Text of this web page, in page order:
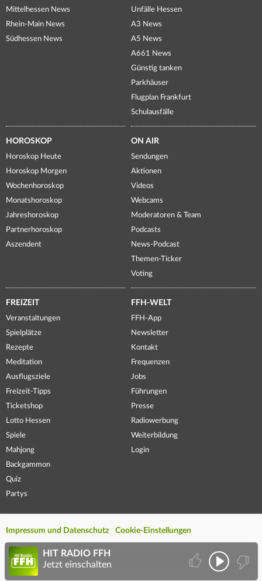
Mittelhessen News
Rhein-Main News
Südhessen News
Unfälle Hessen
A3 News
A5 News
A661 News
Günstig tanken
Parkhäuser
Flugplan Frankfurt
Schulausfälle
HOROSKOP
Horoskop Heute
Horoskop Morgen
Wochenhoroskop
Monatshoroskop
Jahreshoroskop
Partnerhoroskop
Aszendent
ON AIR
Sendungen
Aktionen
Videos
Webcams
Moderatoren & Team
Podcasts
News-Podcast
Themen-Ticker
Voting
FREIZEIT
Veranstaltungen
Spielplätze
Rezepte
Meditation
Ausflugsziele
Freizeit-Tipps
Ticketshop
Lotto Hessen
Spiele
Mahjong
Backgammon
Quiz
Partys
FFH-WELT
FFH-App
Newsletter
Kontakt
Frequenzen
Jobs
Führungen
Presse
Radiowerbung
Weiterbildung
Login
Impressum und Datenschutz Cookie-Einstellungen
HIT RADIO FFH
Jetzt einschalten